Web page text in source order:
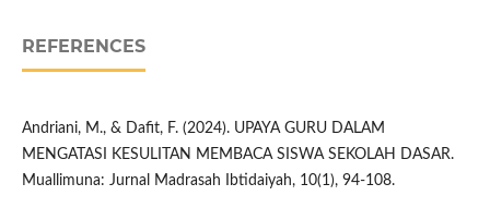
REFERENCES
Andriani, M., & Dafit, F. (2024). UPAYA GURU DALAM
MENGATASI KESULITAN MEMBACA SISWA SEKOLAH DASAR.
Muallimuna: Jurnal Madrasah Ibtidaiyah, 10(1), 94-108.